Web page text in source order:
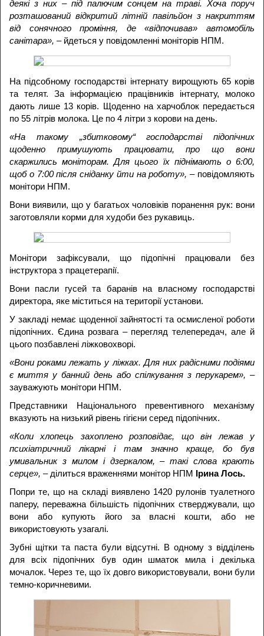
деякі з них – під палючим сонцем на траві. Хоча поруч
розташований відкритий літній павільйон з накриттям
від сонячного проміння, де «відпочивав» автомобіль
санітара», –йдеться у повідомленні моніторів НПМ.
На підсобному господарстві інтернату вирощують 65 корів
та телят. За інформацією працівників інтернату, молоко
дають лише 13 корів. Щоденно на харчоблок передається
по 55 літрів молока. Це по 4 літри з корови на день.
«На такому „збитковому“ господарстві підопічних
щоденно примушують працювати, про що вони
скаржились моніторам. Для цього їх піднімають о 6:00,
щоб о 7:00 після сніданку йти на роботу», –повідомляють
монітори НПМ.
Вони виявили, що у багатьох чоловіків поранення рук: вони
заготовляли корми для худоби без рукавиць.
Монітори зафіксували, що підопічні працювали без
інструктора з працетерапії.
Вони пасли гусей та баранів на власному господарстві
директора, яке міститься на території установи.
У закладі немає щоденної зайнятості та осмисленої роботи
підопічних. Єдина розвага – перегляд телепередач, але й
цього позбавлені ліжковохворі.
«Вони роками лежать у ліжках. Для них радісними подіями
є миття у банний день або спілкування з перукарем», –
зауважують монітори НПМ.
Представники Національного превентивного механізму
вказують на низький рівень гігієни серед підопічних.
«Коли хлопець захоплено розповідає, що він лежав у
психіатричний лікарні і там значно краще, бо був
умивальник з милом і дзеркалом, – такі слова крають
серце», –ділиться враженнями монітор НПМ Ірина Лось.
Попри те, що на складі виявлено 1420 рулонів туалетного
паперу, переважна більшість підопічних стверджували, що
вони або купують його за власні кошти, або не
використовують узагалі.
Зубні щітки та паста були відсутні. В одному з відділень
для всіх підопічних був один шматок мила і декілька
мочалок. Через те, що їх довго використовували, вони були
темно-коричневими.